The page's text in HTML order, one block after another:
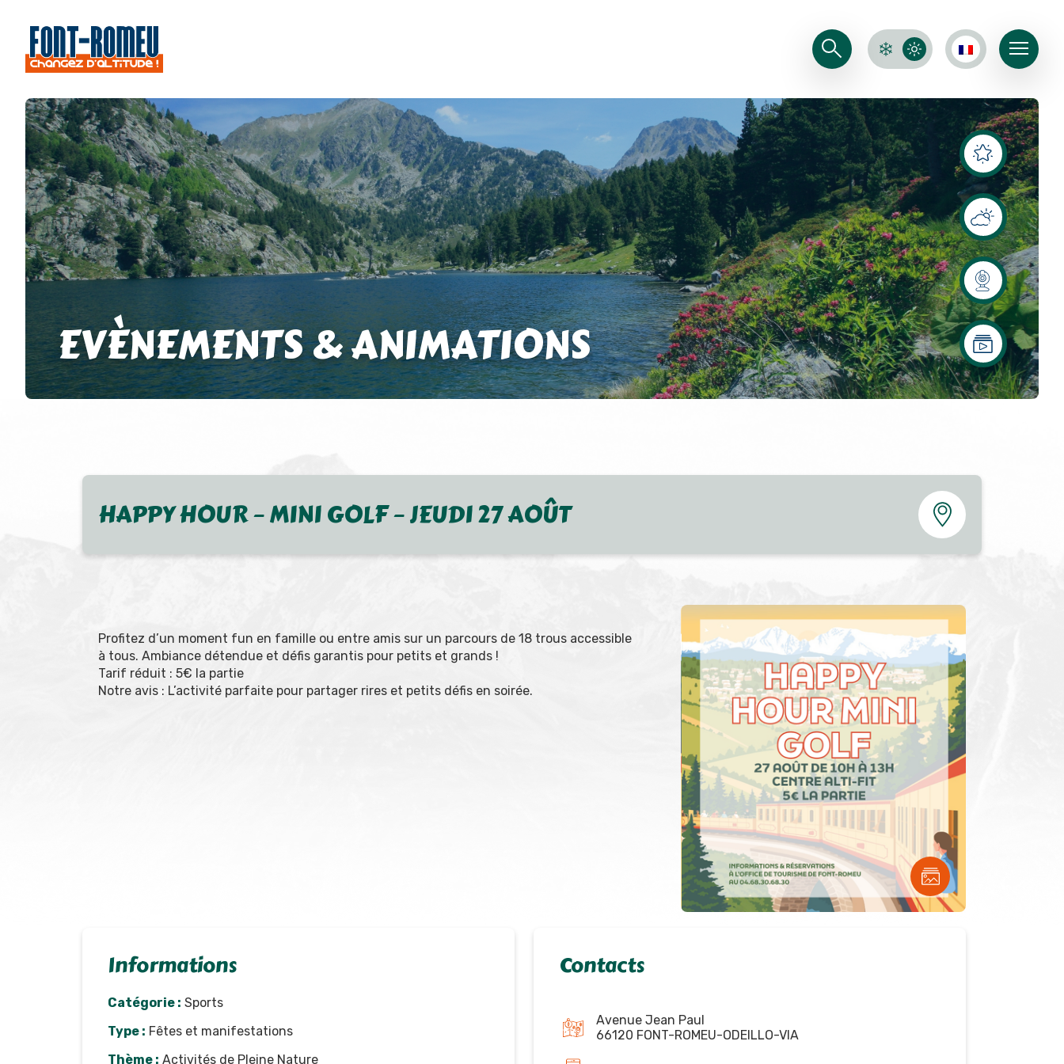
EVÈNEMENTS & ANIMATIONS
HAPPY HOUR – MINI GOLF – JEUDI 27 AOÛT
Profitez d’un moment fun en famille ou entre amis sur un parcours de 18 trous accessible
à tous. Ambiance détendue et défis garantis pour petits et grands !
Tarif réduit : 5€ la partie
Notre avis : L’activité parfaite pour partager rires et petits défis en soirée.
Informations
Catégorie : Sports
Type : Fêtes et manifestations
Thème : Activités de Pleine Nature
Contacts
Avenue Jean Paul
66120 FONT-ROMEU-ODEILLO-VIA